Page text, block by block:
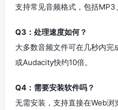
支持常见音频格式，包括MP3
Q3：处理速度如何？
大多数音频文件可在几秒内
或Audacity快约10倍。
Q4：需要安装软件吗？
无需安装，支持直接在Web浏